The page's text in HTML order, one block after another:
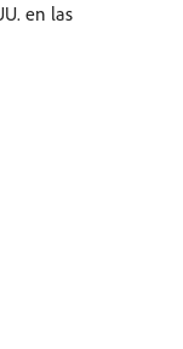
en las